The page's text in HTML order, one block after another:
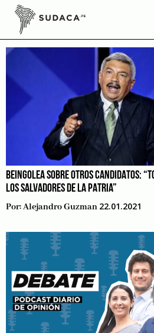
Skip
contentElecciones 2021
BEINGOLEA SOBRE OTROS CANDIDATOS:
LOS SALVADORES DE LA PATRIA”
Por:Alejandro Guzman 22.01.2021